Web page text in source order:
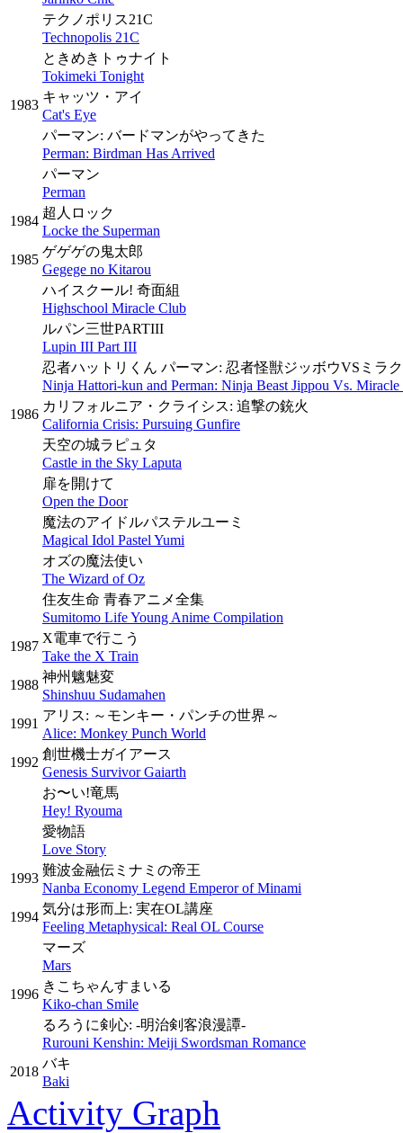
テクノポリス21C
Technopolis 21C
ときめきトゥナイト
Tokimeki Tonight
1983
キャッツ・アイ
Cat's Eye
パーマン: バードマンがやってきた
Perman: Birdman Has Arrived
パーマン
Perman
1984
超人ロック
Locke the Superman
1985
ゲゲゲの鬼太郎
Gegege no Kitarou
ハイスクール! 奇面組
Highschool Miracle Club
ルパン三世PARTIII
Lupin III Part III
忍者ハットリくん パーマン: 忍者怪獣ジッボウVSミラ
Ninja Hattori-kun and Perman: Ninja Beast Jippou Vs. Miracle
1986
カリフォルニア・クライシス: 追撃の銃火
California Crisis: Pursuing Gunfire
天空の城ラピュタ
Castle in the Sky Laputa
扉を開けて
Open the Door
魔法のアイドルパステルユーミ
Magical Idol Pastel Yumi
オズの魔法使い
The Wizard of Oz
住友生命 青春アニメ全集
Sumitomo Life Young Anime Compilation
1987
X電車で行こう
Take the X Train
1988
神州魑魅変
Shinshuu Sudamahen
1991
アリス: ～モンキー・パンチの世界～
Alice: Monkey Punch World
1992
創世機士ガイアース
Genesis Survivor Gaiarth
お〜い!竜馬
Hey! Ryouma
愛物語
Love Story
1993
難波金融伝ミナミの帝王
Nanba Economy Legend Emperor of Minami
1994
気分は形而上: 実在OL講座
Feeling Metaphysical: Real OL Course
マーズ
Mars
1996
きこちゃんすまいる
Kiko-chan Smile
るろうに剣心: -明治剣客浪漫譚-
Rurouni Kenshin: Meiji Swordsman Romance
2018
バキ
Baki
Activity Graph